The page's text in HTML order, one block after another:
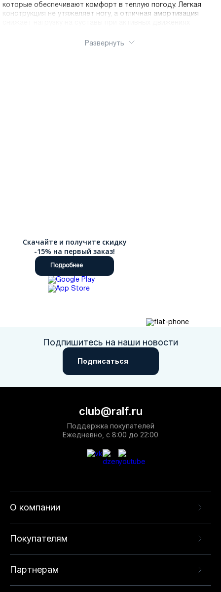
которые обеспечивают комфорт в теплую погоду. Легкая
конструкция не утяжеляет ногу, а отличная амортизация
Развернуть
Скачайте и получите скидку
-15% на первый заказ!
Подробнее
Подпишитесь на наши новости
Подписаться
О компании
Покупателям
Партнерам
club@ralf.ru
Поддержка покупателей
Ежедневно, с 8:00 до 22:00